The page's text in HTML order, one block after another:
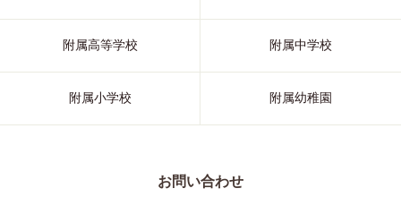
附属高等学校 附属中学校
附属小学校 附属幼稚園
お問い合わせ